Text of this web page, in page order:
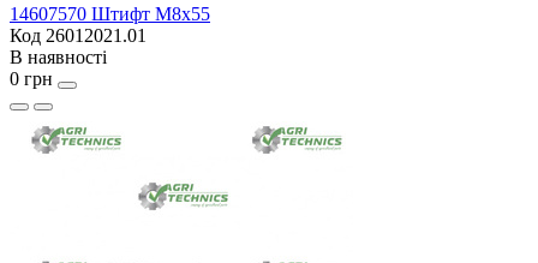
14607570 Штифт M8x55
Код 26012021.01
В наявності
0 грн